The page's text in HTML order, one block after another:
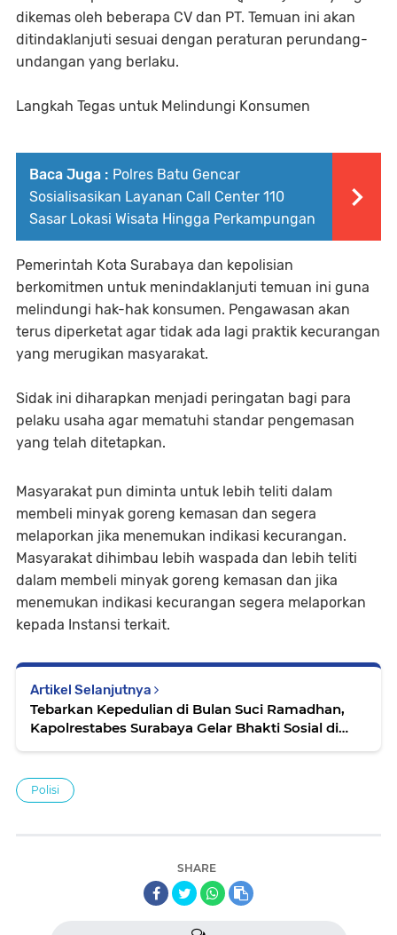
dikemas oleh beberapa CV dan PT. Temuan ini akan
ditindaklanjuti sesuai dengan peraturan perundang-
undangan yang berlaku.
Langkah Tegas untuk Melindungi Konsumen
Baca Juga : Polres Batu Gencar
Sosialisasikan Layanan Call Center 110
Sasar Lokasi Wisata Hingga Perkampungan
Pemerintah Kota Surabaya dan kepolisian
berkomitmen untuk menindaklanjuti temuan ini guna
melindungi hak-hak konsumen. Pengawasan akan
terus diperketat agar tidak ada lagi praktik kecurangan
yang merugikan masyarakat.
Sidak ini diharapkan menjadi peringatan bagi para
pelaku usaha agar mematuhi standar pengemasan
yang telah ditetapkan.
Masyarakat pun diminta untuk lebih teliti dalam
membeli minyak goreng kemasan dan segera
melaporkan jika menemukan indikasi kecurangan.
Masyarakat dihimbau lebih waspada dan lebih teliti
dalam membeli minyak goreng kemasan dan jika
menemukan indikasi kecurangan segera melaporkan
kepada Instansi terkait.
Artikel Selanjutnya
Tebarkan Kepedulian di Bulan Suci Ramadhan,
Kapolrestabes Surabaya Gelar Bhakti Sosial di
Polisi
SHARE